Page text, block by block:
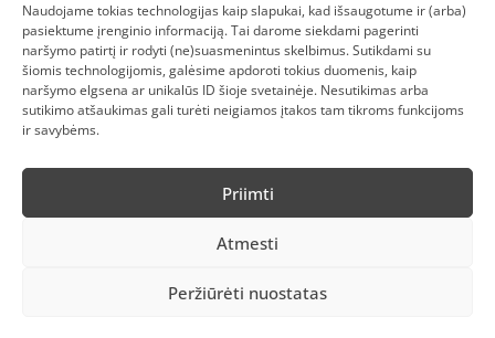
Naudojame tokias technologijas kaip slapukai, kad išsaugotume ir (arba)
pasiektume įrenginio informaciją. Tai darome siekdami pagerinti
naršymo patirtį ir rodyti (ne)suasmenintus skelbimus. Sutikdami su
šiomis technologijomis, galėsime apdoroti tokius duomenis, kaip
naršymo elgsena ar unikalūs ID šioje svetainėje. Nesutikimas arba
sutikimo atšaukimas gali turėti neigiamos įtakos tam tikroms funkcijoms
ir savybėms.
Priimti
Atmesti
Peržiūrėti nuostatas
PREKIŲ IR PINIGŲ GRĄŽINIMAS
ATSISKAITYMAS
D.U.K
KOKYBĖS POLITIKA
SLAPUKŲ POLITIKA
SĄLYGOS IR TAISYKLĖS
ELEKTRONIKOS RŪŠIAVIMAS